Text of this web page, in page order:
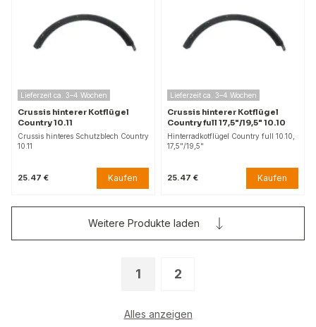
Lieferzeit ca. 3–4 Wochen
Crussis hinterer Kotflügel
Country 10.11
Crussis hinteres Schutzblech Country
10.11
25.47 € Kaufen
Lieferzeit ca. 3–4 Wochen
Crussis hinterer Kotflügel
Country full 17,5"/19,5" 10.10
Hinterradkotflügel Country full 10.10,
17,5"/19,5"
25.47 € Kaufen
1 2
Alles anzeigen
Weitere Produkte laden